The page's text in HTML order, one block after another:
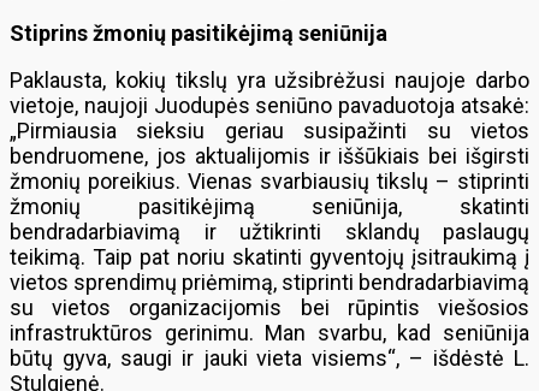
Stiprins žmonių pasitikėjimą seniūnija
Paklausta, kokių tikslų yra užsibrėžusi naujoje darbo
vietoje, naujoji Juodupės seniūno pavaduotoja atsakė:
„Pirmiausia sieksiu geriau susipažinti su vietos
bendruomene, jos aktualijomis ir iššūkiais bei išgirsti
žmonių poreikius. Vienas svarbiausių tikslų – stiprinti
žmonių pasitikėjimą seniūnija, skatinti
bendradarbiavimą ir užtikrinti sklandų paslaugų
teikimą. Taip pat noriu skatinti gyventojų įsitraukimą į
vietos sprendimų priėmimą, stiprinti bendradarbiavimą
su vietos organizacijomis bei rūpintis viešosios
infrastruktūros gerinimu. Man svarbu, kad seniūnija
būtų gyva, saugi ir jauki vieta visiems“, – išdėstė L.
Stulgienė.